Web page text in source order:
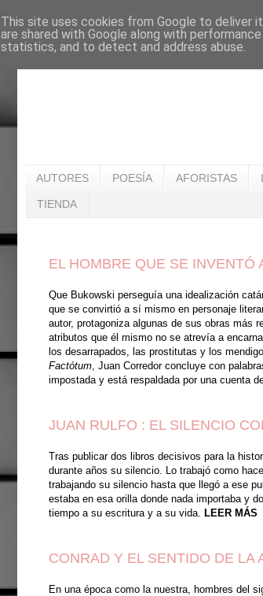
AUTORES POESÍA AFORISTAS
TIENDA
EL HOMBRE QUE SE INVENTÓ
Que Bukowski perseguía una idealización
que se convirtió a sí mismo en personaje
autor, protagoniza algunas de sus obras más
atributos que él mismo no se atrevía a
los desarrapados, las prostitutas y los
Factótum , Juan Corredor concluye con
impostada y está respaldada por una cuenta
JUAN RULFO : EL SILENCIO
Tras publicar dos libros decisivos para la
durante años su silencio. Lo trabajó como
trabajando su silencio hasta que llegó a ese
estaba en esa orilla donde nada importaba y
tiempo a su escritura y a su vida.
LEER MÁS
CONRAD Y EL SENTIDO DE LA
En una época como la nuestra, hombres del
This site uses cookies from Google to deliver
are shared with Google along with
statistics, and to detect and address abuse.